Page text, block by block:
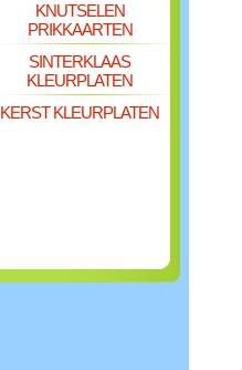
KNUTSELEN
PRIKKAARTEN
SINTERKLAAS
KLEURPLATEN
KERST KLEURPLATEN